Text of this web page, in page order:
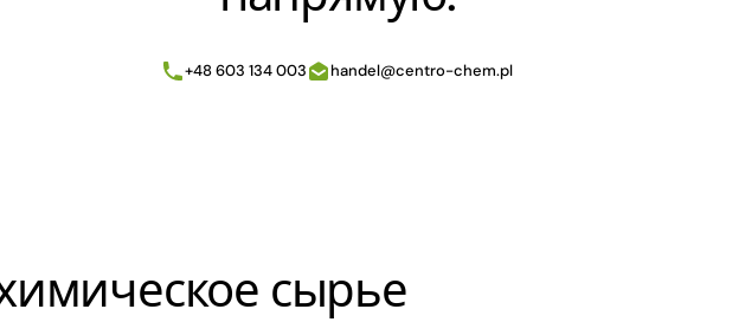
+48 603 134 003 handel@centro-chem.pl
сырье